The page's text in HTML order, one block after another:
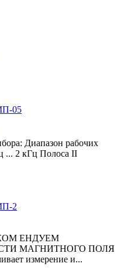
05
Диапазон рабочих
... 2 кГц Полоса II
2
ЕНДУЕМ
МАГНИТНОГО ПОЛЯ
измерение и...